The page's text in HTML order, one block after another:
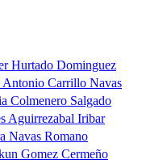
Hurtado Dominguez
Antonio Carrillo Navas
Colmenero Salgado
Aguirrezabal Iribar
Navas Romano
Gomez Cermeño